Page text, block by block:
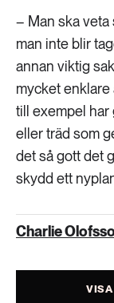
– Man ska veta
man inte blir
annan viktig
mycket enklare
till exempel har
eller träd som
det så gott det
skydd ett
Charlie
VISA